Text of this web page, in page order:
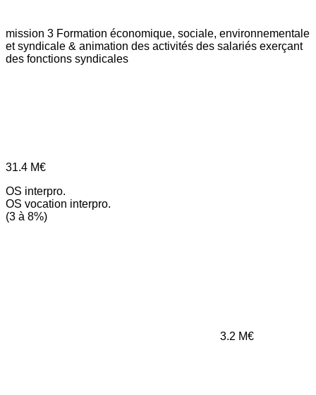
mission 3 Formation économique, sociale, environnementale
et syndicale & animation des activités des salariés exerçant
des fonctions syndicales
31.4 M€
OS interpro.
OS vocation interpro.
(3 à 8%)
3.2 M€